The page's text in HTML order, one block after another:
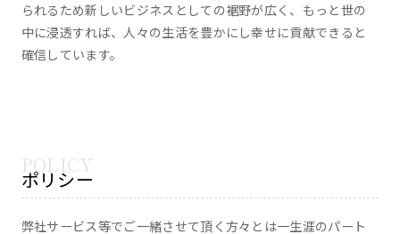
られるため新しいビジネスとしての裾野が広く、もっと世の
中に浸透すれば、人々の生活を豊かにし幸せに貢献できると
確信しています。
ポリシー
弊社サービス等でご一緒させて頂く方々とは一生涯のパート